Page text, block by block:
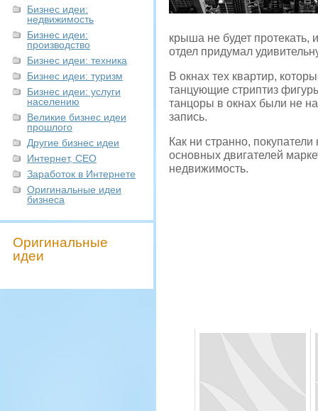
Бизнес идеи:
недвижимость
Бизнес идеи:
производство
Бизнес идеи: техника
Бизнес идеи: туризм
Бизнес идеи: услуги
населению
Великие бизнес идеи
прошлого
Другие бизнес идеи
Интернет, СЕО
Заработок в Интернете
Оригинальные идеи
бизнеса
Оригинальные
идеи
крыша не будет протекать,
отдел придумал
В окнах тех квартир,
танцующие стриптиз
танцоры в окнах были не
запись.
Как ни странно,
основных двигателей
недвижимость.